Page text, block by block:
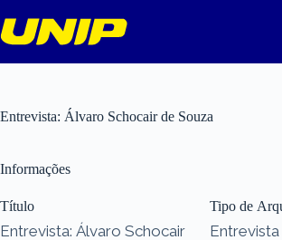
para
o
Entrevista: Álvaro Schocair de Souza
Informações
Título
Entrevista: Álvaro Schocair
Tipo de
Entrevista